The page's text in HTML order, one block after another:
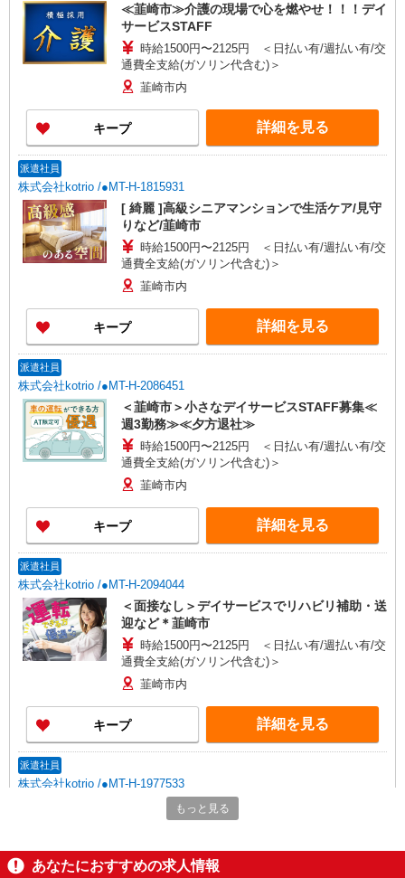
≪韮崎市≫介護の現場で心を燃やせ！！！デイ
サービスSTAFF
時給1500円〜2125円 ＜日払い有/週払い有/交
通費全支給(ガソリン代含む)＞
韮崎市内
キープ 詳細を見る
派遣社員
株式会社kotrio /●MT-H-1815931
[ 綺麗 ]高級シニアマンションで生活ケア/見守
りなど/韮崎市
時給1500円〜2125円 ＜日払い有/週払い有/交
通費全支給(ガソリン代含む)＞
韮崎市内
キープ 詳細を見る
派遣社員
株式会社kotrio /●MT-H-2086451
＜韮崎市＞小さなデイサービスSTAFF募集≪
週3勤務≫≪夕方退社≫
時給1500円〜2125円 ＜日払い有/週払い有/交
通費全支給(ガソリン代含む)＞
韮崎市内
キープ 詳細を見る
派遣社員
株式会社kotrio /●MT-H-2094044
＜面接なし＞デイサービスでリハビリ補助・送
迎など＊韮崎市
時給1500円〜2125円 ＜日払い有/週払い有/交
通費全支給(ガソリン代含む)＞
韮崎市内
キープ 詳細を見る
派遣社員
株式会社kotrio /●MT-H-1977533
韮崎市★シニア向け住宅での見守り・生活サポ
ートなど★
通費全支給(ガソリン代含む)＞
もっと見る
あなたにおすすめの求人情報